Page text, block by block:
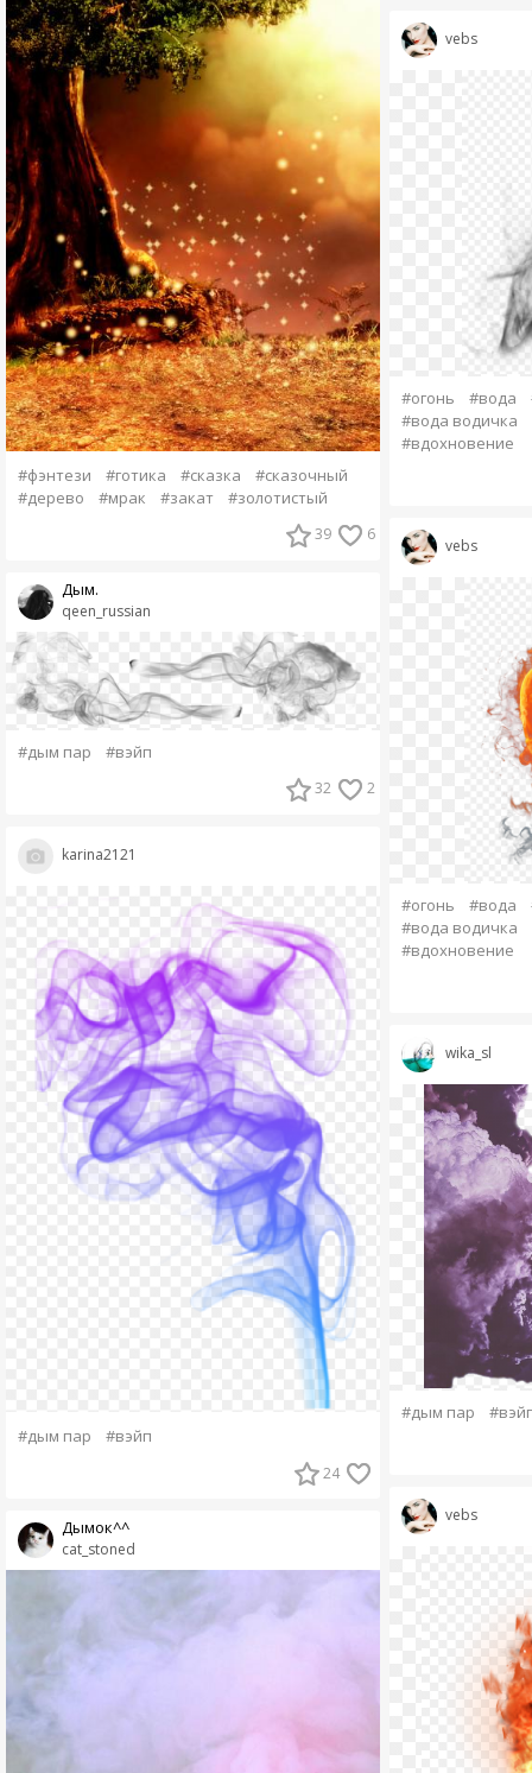
#фэнтези #готика #сказка
#сказочный
#дерево
#мрак #закат #золотистый
39 6
qeen_russian
Дым.
#дым пар #вэйп
32 2
karina2121
#дым пар #вэйп
24
cat_stoned
Дымок^^
vebs
#огонь #вода
#вода водичка
#вдохновение
vebs
#огонь #вода
#вода водичка
#вдохновение
wika_sl
#дым пар
vebs